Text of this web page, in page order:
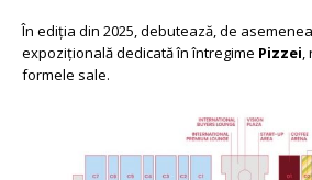
În ediția din 2025, debutează, de
expozițională dedicată în întregime Pizzei,
formele sale.